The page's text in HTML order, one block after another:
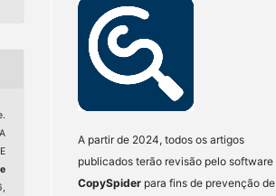
A partir de 2024, todos os artigos
publicados terão revisão pelo software
CopySpider para fins de prevenção de